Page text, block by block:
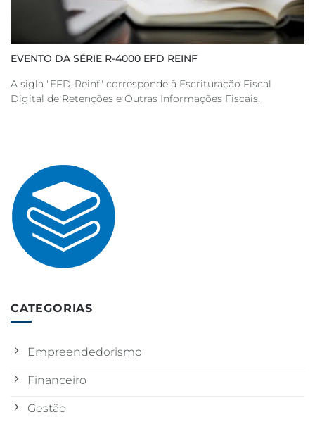
EVENTO DA SÉRIE R-4000 EFD REINF
A sigla "EFD-Reinf" corresponde à Escrituração Fiscal
Digital de Retenções e Outras Informações Fiscais.
CATEGORIAS
Empreendedorismo
Financeiro
Gestão